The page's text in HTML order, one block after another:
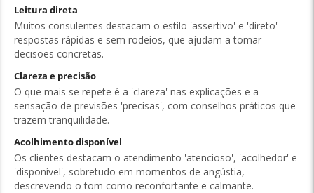
Leitura direta
Muitos consulentes destacam o estilo 'assertivo' e 'direto' —
respostas rápidas e sem rodeios, que ajudam a tomar
decisões concretas.
Clareza e precisão
O que mais se repete é a 'clareza' nas explicações e a
sensação de previsões 'precisas', com conselhos práticos que
trazem tranquilidade.
Acolhimento disponível
Os clientes destacam o atendimento 'atencioso', 'acolhedor' e
'disponível', sobretudo em momentos de angústia,
descrevendo o tom como reconfortante e calmante.